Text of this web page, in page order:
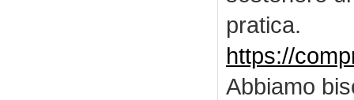
pratica.
https://
Abbiamo